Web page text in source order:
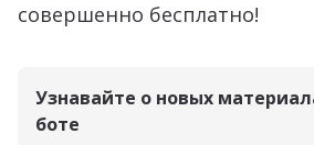
совершенно бесплатно!
Узнавайте о новых
боте